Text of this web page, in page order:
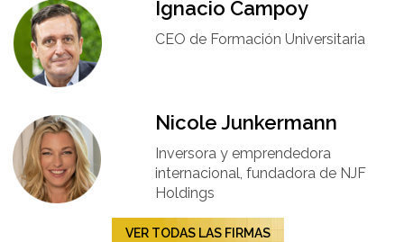
Ignacio Campoy​
CEO de Formación Universitaria​
Nicole Junkermann​
Inversora y emprendedora
internacional, fundadora de NJF
Holdings
VER TODAS LAS FIRMAS